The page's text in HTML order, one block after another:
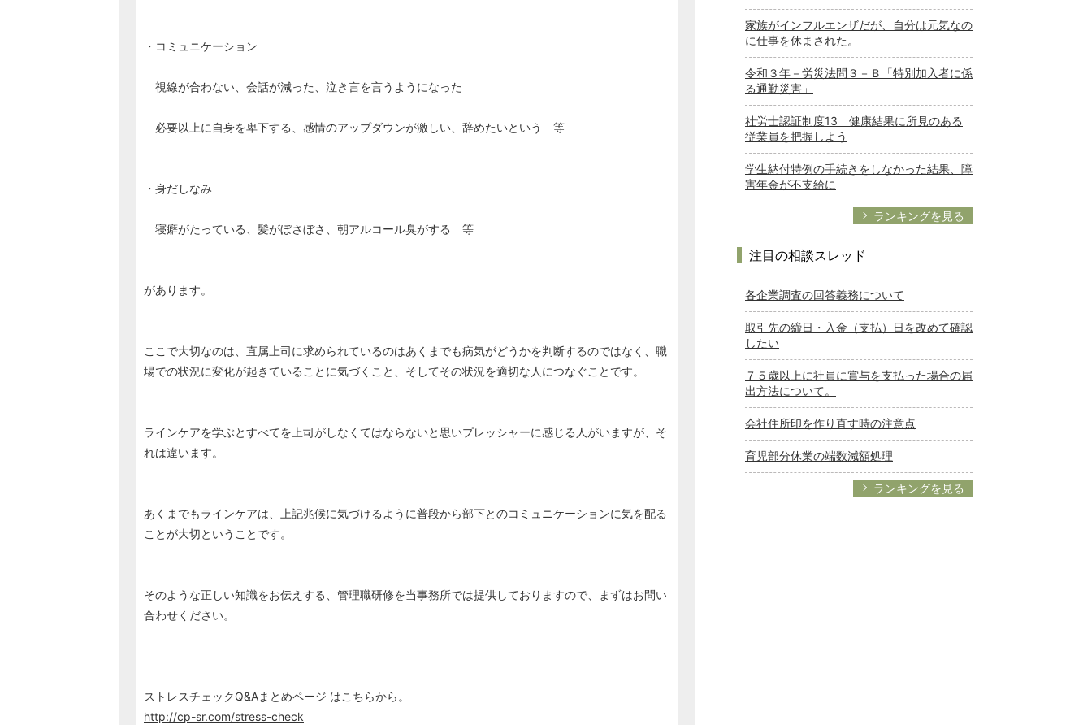
・コミュニケーション
視線が合わない、会話が減った、泣き言を言うようになった
必要以上に自身を卑下する、感情のアップダウンが激しい、辞めたいという 等
・身だしなみ
寝癖がたっている、髪がぼさぼさ、朝アルコール臭がする 等
があります。
ここで大切なのは、直属上司に求められているのはあくまでも病気がどうかを判断するのではなく、職
場での状況に変化が起きていることに気づくこと、そしてその状況を適切な人につなぐことです。
ラインケアを学ぶとすべてを上司がしなくてはならないと思いプレッシャーに感じる人がいますが、そ
れは違います。
あくまでもラインケアは、上記兆候に気づけるように普段から部下とのコミュニケーションに気を配る
ことが大切ということです。
そのような正しい知識をお伝えする、管理職研修を当事務所では提供しておりますので、まずはお問い
合わせください。
ストレスチェックQ&Aまとめページ はこちらから。
http://cp-sr.com/stress-check
家族がインフルエンザだが、自分は元気なの
に仕事を休まされた。
令和３年－労災法問３－Ｂ「特別加入者に係
る通勤災害」
社労士認証制度13 健康結果に所見のある
従業員を把握しよう
学生納付特例の手続きをしなかった結果、障
害年金が不支給に
ランキングを見る
注目の相談スレッド
各企業調査の回答義務について
取引先の締日・入金（支払）日を改めて確認
したい
７５歳以上に社員に賞与を支払った場合の届
出方法について。
会社住所印を作り直す時の注意点
育児部分休業の端数減額処理
ランキングを見る